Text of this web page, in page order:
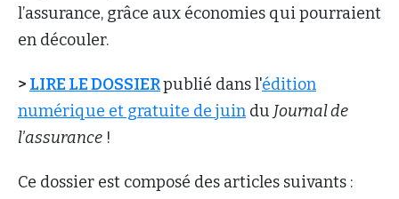
l’assurance, grâce aux économies qui pourraient
en découler.
> LIRE LE DOSSIERpublié dans l'édition
numérique et gratuite de juin du Journal de
l'assurance !
Ce dossier est composé des articles suivants :